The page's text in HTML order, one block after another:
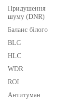
Придушення
шуму (DNR)
Баланс білого
BLC
HLC
WDR
ROI
Антитуман